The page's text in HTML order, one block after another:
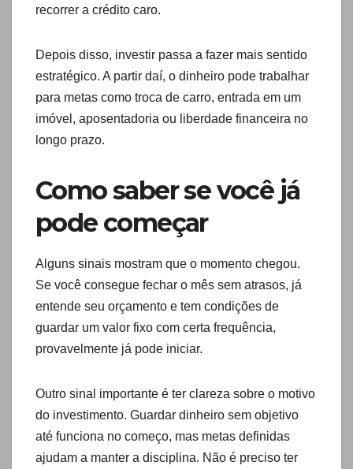
recorrer a crédito caro.
Depois disso, investir passa a fazer mais sentido
estratégico. A partir daí, o dinheiro pode trabalhar
para metas como troca de carro, entrada em um
imóvel, aposentadoria ou liberdade financeira no
longo prazo.
Como saber se você já
pode começar
Alguns sinais mostram que o momento chegou.
Se você consegue fechar o mês sem atrasos, já
entende seu orçamento e tem condições de
guardar um valor fixo com certa frequência,
provavelmente já pode iniciar.
Outro sinal importante é ter clareza sobre o motivo
do investimento. Guardar dinheiro sem objetivo
até funciona no começo, mas metas definidas
ajudam a manter a disciplina. Não é preciso ter